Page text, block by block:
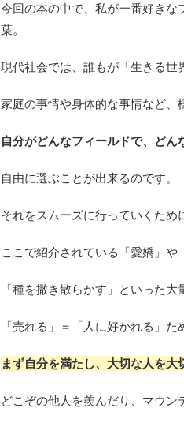
今回の本の中で、私が一番好きな
葉。
現代社会では、誰もが「生きる世
家庭の事情や身体的な事情など、
自分がどんなフィールドで、どん
自由に選ぶことが出来るのです。
それをスムーズに行っていくため
ここで紹介されている「愛嬌」や
「種を撒き散らかす」といった大
「売れる」＝「人に好かれる」た
まず自分を満たし、大切な人を
どこぞの他人を羨んだり、マウン